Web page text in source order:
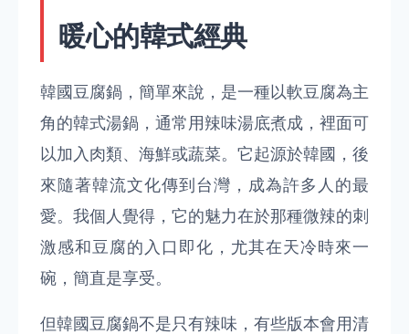
暖心的韓式經典
韓國豆腐鍋，簡單來說，是一種以軟豆腐為主
角的韓式湯鍋，通常用辣味湯底煮成，裡面可
以加入肉類、海鮮或蔬菜。它起源於韓國，後
來隨著韓流文化傳到台灣，成為許多人的最
愛。我個人覺得，它的魅力在於那種微辣的刺
激感和豆腐的入口即化，尤其在天冷時來一
碗，簡直是享受。
但韓國豆腐鍋不是只有辣味，有些版本會用清